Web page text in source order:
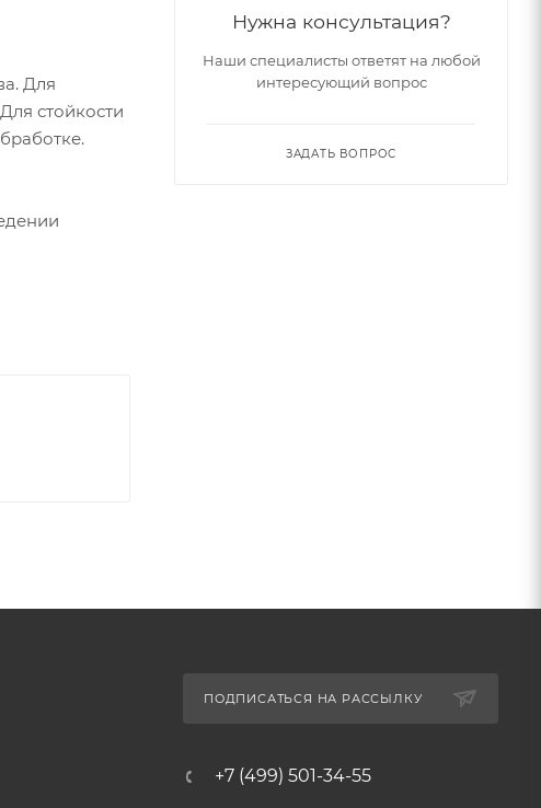
Для
стойкости
Нужна консультация?
Наши специалисты ответят на любой
интересующий вопрос
ЗАДАТЬ ВОПРОС
ПОДПИСАТЬСЯ НА РАССЫЛКУ
+7 (499) 501-34-55